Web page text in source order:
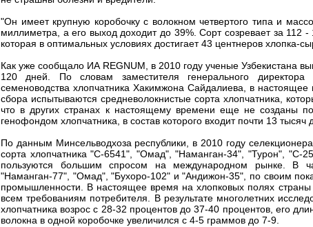
"Он имеет крупную коробочку с волокном четвертого типа и
миллиметра, а его выход доходит до 39%. Сорт созревает за 112
которая в оптимальных условиях достигает 43 центнеров хлопка-
Как уже сообщало ИА REGNUM, в 2010 году ученые Узбекистана
120 дней. По словам заместителя генерального директора
семеноводства хлопчатника Хакимжона Сайдалиева, в
сбора испытываются средневолокнистые сорта хлопчатника,
что в других странах к настоящему времени еще не созданы
генофондом хлопчатника, в состав которого входит почти 13 тысяч
По данным Минсельводхоза республики, в 2010 году
сорта хлопчатника "С-6541", "Омад", "Наманган-34", "Турон", "С-
пользуются большим спросом на международном рынке. В
"Наманган-77", "Омад", "Бухоро-102" и "Андижон-35", по своим
промышленности. В настоящее время на хлопковых полях
всем требованиям потребителя. В результате многолетних
хлопчатника возрос с 28-32 процентов до 37-40 процентов, его
волокна в одной коробочке увеличился с 4-5 граммов до 7-9.